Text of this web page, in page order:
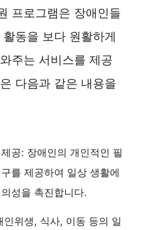
프로그램은 장애인들
동을 보다 원활하게
주는 서비스를 제공
다음과 같은 내용을
공: 장애인의 개인적인 필
를 제공하여 일상 생활에
성을 촉진합니다.
인위생, 식사, 이동 등의 일